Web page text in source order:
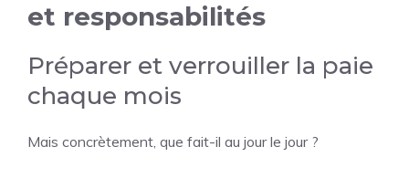
et responsabilités
Préparer et verrouiller la paie
chaque mois
Mais concrètement, que fait-il au jour le jour ?